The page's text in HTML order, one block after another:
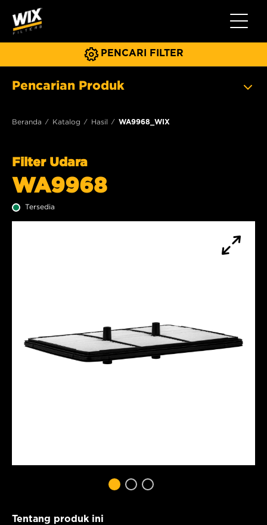
Beralih
PENCARI FILTER
Pencarian Produk
Beranda Katalog Hasil WA9968_WIX
Filter Udara
WA9968
Tersedia
Tentang produk ini